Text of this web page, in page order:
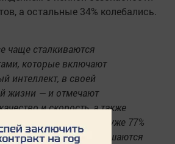
а остальные 34% колебались.
чаще сталкиваются
которые включают
интеллект, в своей
жизни — и отмечают
и скорость, а также
и удобство. Так, сейчас уже 77%
ВТБ успешно разрешаются